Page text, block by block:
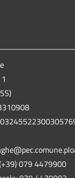
079 4479900